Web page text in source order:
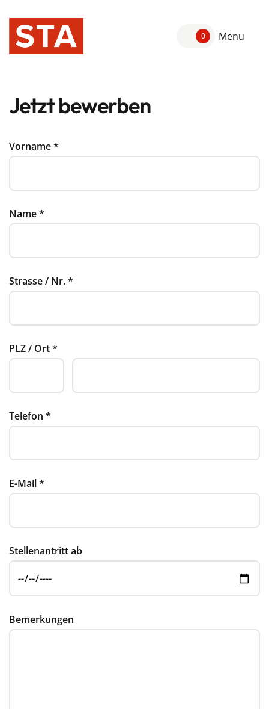
0 Menu
Jetzt bewerben
Vorname*
Name*
Strasse / Nr.*
PLZ / Ort*
Telefon *
E-Mail*
Stellenantritt ab
Bemerkungen